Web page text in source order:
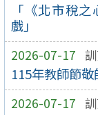
「《北市稅
戲」
2026-07-17
115年教師節
2026-07-17